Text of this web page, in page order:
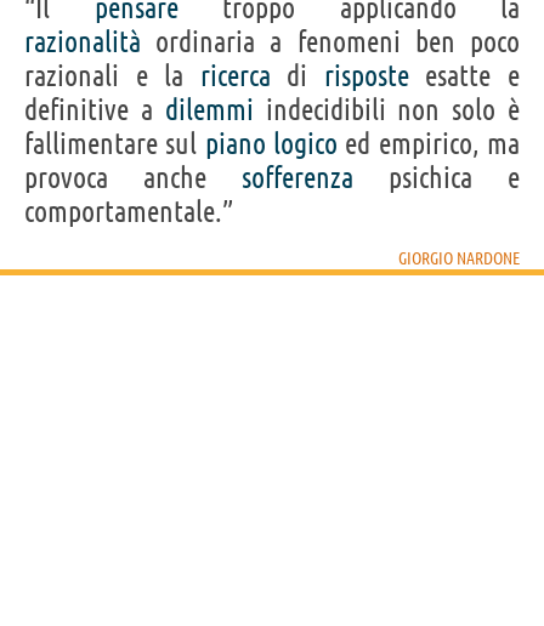
“Il pensaretroppo applicando la
razionalità ordinaria a fenomeni ben poco
razionali e la ricerca di risposteesatte e
definitive a dilemmi indecidibili non solo è
fallimentare sul piano logico ed empirico, ma
provoca anche sofferenza psichica e
comportamentale.”
GIORGIO NARDONE